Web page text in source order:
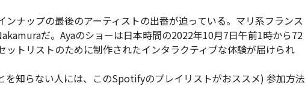
ンナップの最後のアーティストの出番が迫っている。マリ系フランス
だ。Ayaのショーは日本時間の2022年10月7日午前1時から72
ットリストのために制作されたインタラクティブな体験が届けられ
を知らない人には、このSpotifyのプレイリストがおススメ) 参加方法